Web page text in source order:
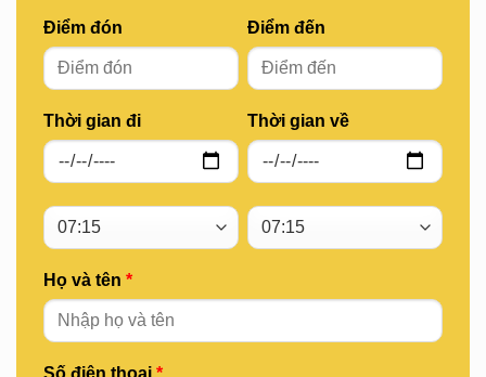
Điểm đón
Thời gian đi
Điểm đến
Thời gian về
Họ và tên *